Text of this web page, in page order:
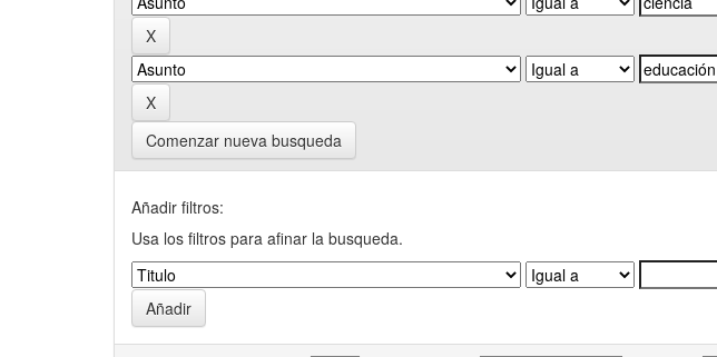
Comenzar nueva busqueda
Añadir filtros:
Usa los filtros para afinar la busqueda.